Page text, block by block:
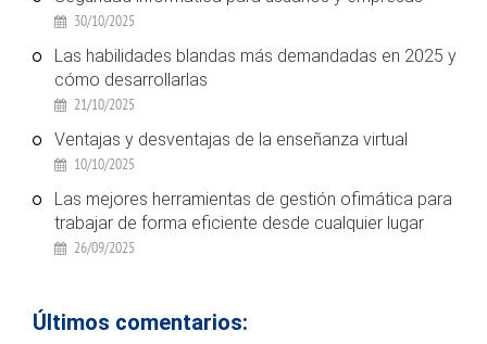
30/10/2025
Las habilidades blandas más demandadas en 2025 y
cómo desarrollarlas
21/10/2025
Ventajas y desventajas de la enseñanza virtual
10/10/2025
Las mejores herramientas de gestión ofimática para
trabajar de forma eficiente desde cualquier lugar
26/09/2025
Últimos comentarios: